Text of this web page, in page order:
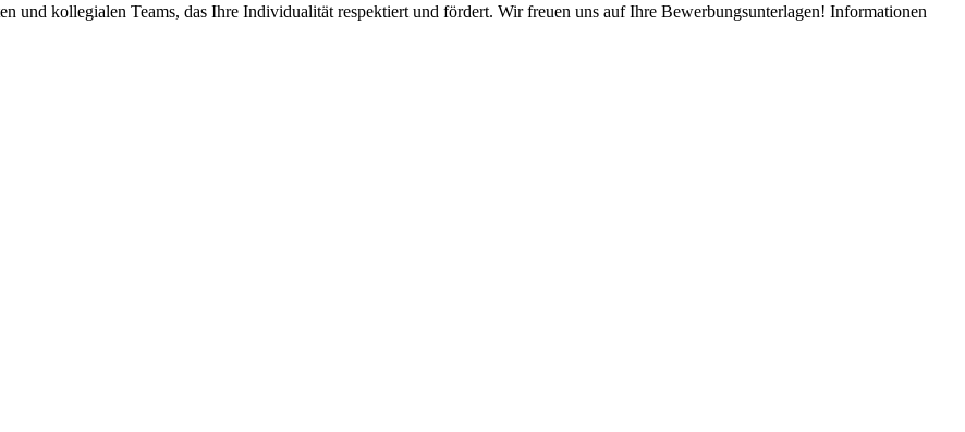
und kollegialen Teams, das Ihre Individualität respektiert und fördert. Wir freuen uns auf Ihre Bewerbungsunterlagen! Informationen